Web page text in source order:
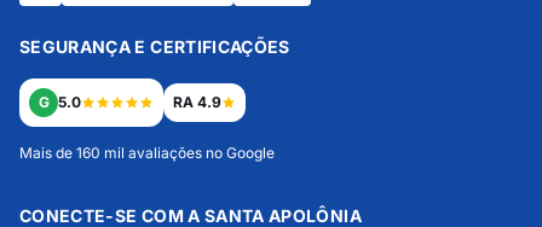
SEGURANÇA E CERTIFICAÇÕES
G 5.0 RA 4.9
Mais de 160 mil avaliações no Google
CONECTE-SE COM A SANTA APOLÔNIA